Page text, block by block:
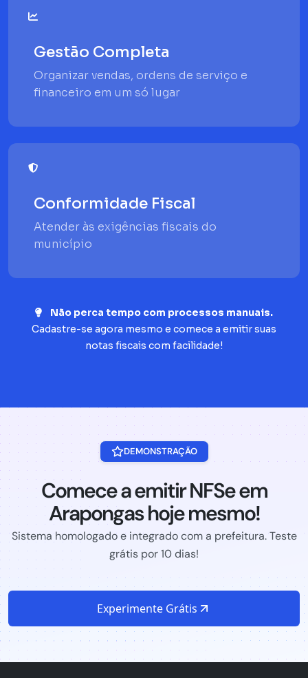
Gestão Completa
Organizar vendas, ordens de serviço e
financeiro em um só lugar
Conformidade Fiscal
Atender às exigências fiscais do
município
Não perca tempo com processos manuais.
Cadastre-se agora mesmo e comece a emitir suas
notas fiscais com facilidade!
DEMONSTRAÇÃO
Comece a emitir NFSe em
Arapongas hoje mesmo!
Sistema homologado e integrado com a prefeitura. Teste
grátis por 10 dias!
Experimente Grátis